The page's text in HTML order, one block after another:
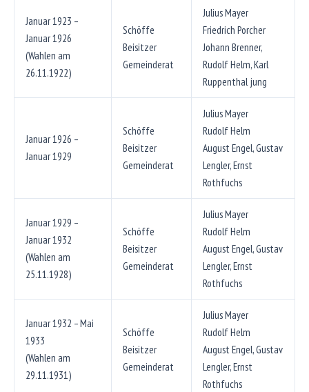
Januar 1923 –
Januar 1926
(Wahlen am
26.11.1922)
Schöffe
Beisitzer
Gemeinderat
Julius Mayer
Friedrich Porcher
Johann Brenner,
Rudolf Helm, Karl
Ruppenthal jung
Januar 1926 –
Januar 1929
Schöffe
Beisitzer
Gemeinderat
Julius Mayer
Rudolf Helm
August Engel, Gustav
Lengler, Ernst
Rothfuchs
Januar 1929 –
Januar 1932
(Wahlen am
25.11.1928)
Schöffe
Beisitzer
Gemeinderat
Julius Mayer
Rudolf Helm
August Engel, Gustav
Lengler, Ernst
Rothfuchs
Januar 1932 – Mai
1933
(Wahlen am
29.11.1931)
Schöffe
Beisitzer
Gemeinderat
Julius Mayer
Rudolf Helm
August Engel, Gustav
Lengler, Ernst
Rothfuchs